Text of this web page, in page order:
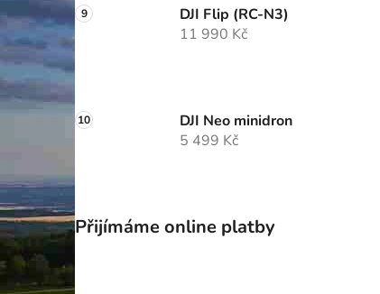
DJI Flip (RC-N3)
11 990 Kč
DJI Neo minidron
5 499 Kč
Přijímáme online platby